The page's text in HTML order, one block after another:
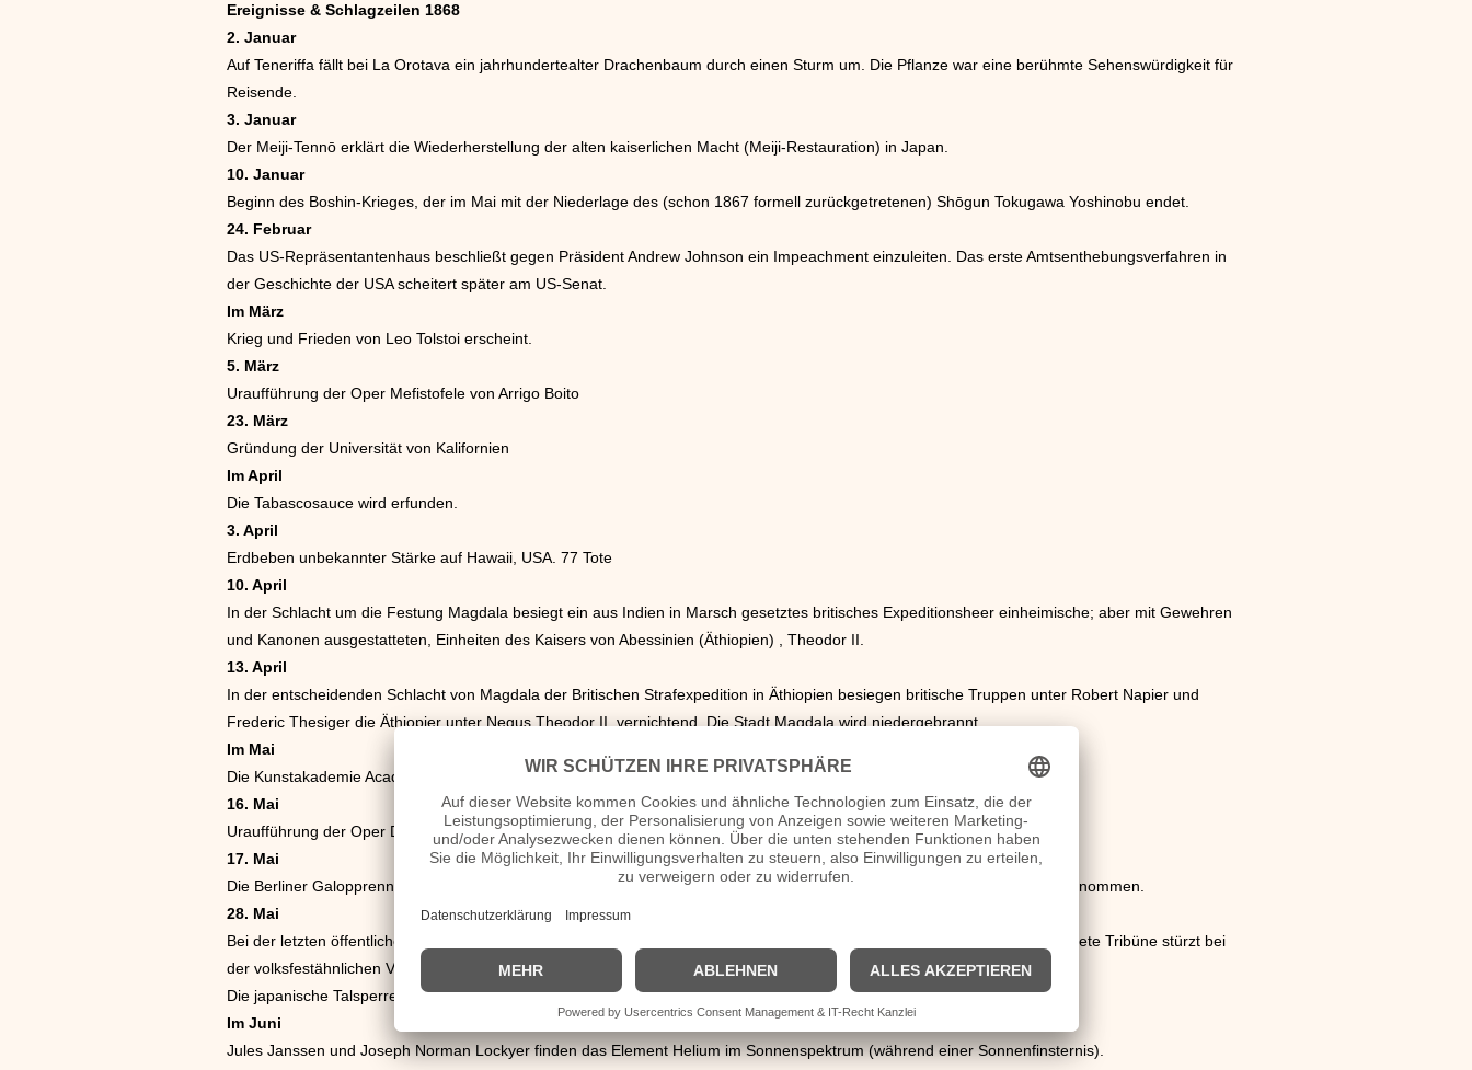
Ereignisse & Schlagzeilen 1868
2. Januar
Auf Teneriffa fällt bei La Orotava ein jahrhundertealter Drachenbaum durch einen Sturm um. Die Pflanze war eine berühmte Sehenswürdigkeit für
Reisende.
3. Januar
Der Meiji-Tennō erklärt die Wiederherstellung der alten kaiserlichen Macht (Meiji-Restauration) in Japan.
10. Januar
Beginn des Boshin-Krieges, der im Mai mit der Niederlage des (schon 1867 formell zurückgetretenen) Shōgun Tokugawa Yoshinobu endet.
24. Februar
Das US-Repräsentantenhaus beschließt gegen Präsident Andrew Johnson ein Impeachment einzuleiten. Das erste Amtsenthebungsverfahren in
der Geschichte der USA scheitert später am US-Senat.
Im März
Krieg und Frieden von Leo Tolstoi erscheint.
5. März
Uraufführung der Oper Mefistofele von Arrigo Boito
23. März
Gründung der Universität von Kalifornien
Im April
Die Tabascosauce wird erfunden.
3. April
Erdbeben unbekannter Stärke auf Hawaii, USA. 77 Tote
10. April
In der Schlacht um die Festung Magdala besiegt ein aus Indien in Marsch gesetztes britisches Expeditionsheer einheimische; aber mit Gewehren
und Kanonen ausgestatteten, Einheiten des Kaisers von Abessinien (Äthiopien) , Theodor II.
13. April
In der entscheidenden Schlacht von Magdala der Britischen Strafexpedition in Äthiopien besiegen britische Truppen unter Robert Napier und
Frederic Thesiger die Äthiopier unter Negus Theodor II. vernichtend. Die Stadt Magdala wird niedergebrannt.
Im Mai
Die Kunstakademie Académie Julian wird gegründet.
16. Mai
Uraufführung der Oper Dalibor von Bedřich Smetana in Prag
17. Mai
Die Berliner Galopprennbahn Hoppegarten wird in Dahlwitz-Hoppegarten in Anwesenheit von König Wilhelm I. in Betrieb genommen.
28. Mai
Bei der letzten öffentlichen Hinrichtung in Wien wird der Raubmörder Georg Ratkay gehängt. Eine für die Zuschauer errichtete Tribüne stürzt bei
der volksfestähnlichen Veranstaltung ein.
Die japanische Talsperre Irukaike bricht. Mehr als 1000 Tote
Im Juni
Jules Janssen und Joseph Norman Lockyer finden das Element Helium im Sonnenspektrum (während einer Sonnenfinsternis).